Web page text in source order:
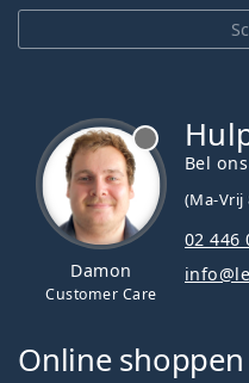
Damon
Customer Care
Bel ons
(Ma-Vrij
02 446
Online shoppen